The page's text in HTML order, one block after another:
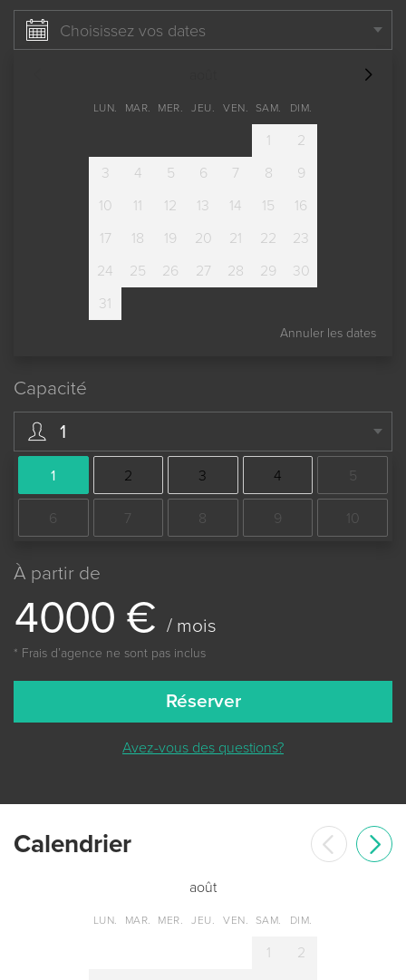
Choisissez vos dates
LUN. MAR. MER. JEU. VEN. SAM. DIM.
1
2
3
4 5 6 7 8
9
10
11 12 13 14 15
16
17
18 19 20 21 22
23
24
25 26 27 28 29
30
31
Annuler les dates
Capacité
1
1 2 3 4 5
6 7 8 9 10
À partir de
4000 € / mois
* Frais dʼagence ne sont pas inclus
Réserver
Avez-vous des questions?
Сalendrier
août
LUN. MAR. MER. JEU. VEN. SAM. DIM.
1
2